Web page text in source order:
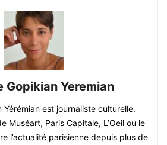
Gopikian Yeremian
Yérémian est journaliste culturelle.
Muséart, Paris Capitale, L’Oeil ou le
l’actualité parisienne depuis plus de